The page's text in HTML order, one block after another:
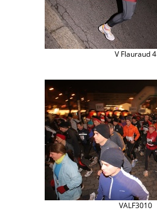
V Flauraud 4
VALF3010